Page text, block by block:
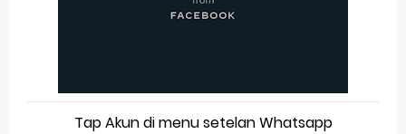
Tap Akun di menu setelan Whatsapp